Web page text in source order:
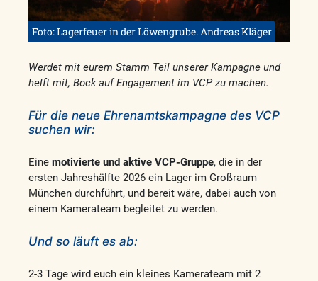
Foto: Lagerfeuer in der Löwengrube. Andreas Kläger
Werdet mit eurem Stamm Teil unserer Kampagne und
helft mit, Bock auf Engagement im VCP zu machen.
Für die neue Ehrenamtskampagne des VCP
suchen wir:
Eine motivierte und aktive VCP-Gruppe, die in der
ersten Jahreshälfte 2026 ein Lager im Großraum
München durchführt, und bereit wäre, dabei auch von
einem Kamerateam begleitet zu werden.
Und so läuft es ab:
2-3 Tage wird euch ein kleines Kamerateam mit 2